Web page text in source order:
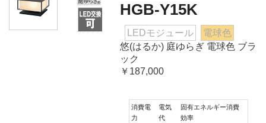
HGB-Y15K
LEDモジュール
電球色
悠(はるか) 庭ゆらぎ 電球色 ブラ
ック
￥187,000
消費電
力
電気
代
固有エネルギー消費
効率